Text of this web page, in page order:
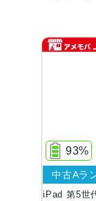
iPad 第5世
93%
中古Aラ